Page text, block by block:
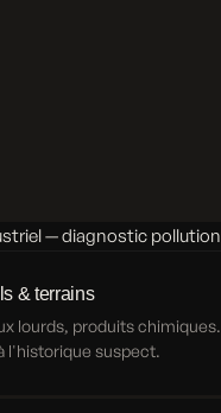
& terrains
lourds, produits
l'historique suspect.